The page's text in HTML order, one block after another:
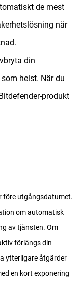
de mest
när
din
helst. När du
produkt
före utgångsdatumet.
om automatisk
av tjänsten. Om
förlängs din
ytterligare åtgärder
en kort exponering